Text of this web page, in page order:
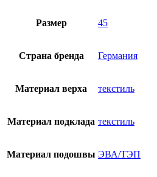
Размер 45
Страна бренда Германия
Материал верха текстиль
Материал подклада текстиль
Материал подошвы ЭВА/ТЭП